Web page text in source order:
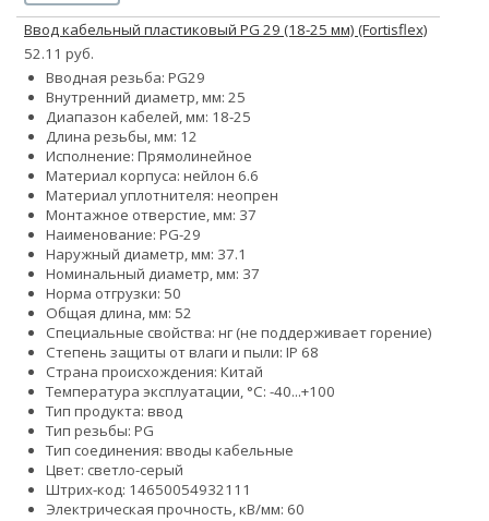
Ввод кабельный пластиковый PG 29 (18-25 мм) (Fortisflex)
52.11 руб.
Вводная резьба: PG29
Внутренний диаметр, мм: 25
Диапазон кабелей, мм: 18-25
Длина резьбы, мм: 12
Исполнение: Прямолинейное
Материал корпуса: нейлон 6.6
Материал уплотнителя: неопрен
Монтажное отверстие, мм: 37
Наименование: PG-29
Наружный диаметр, мм: 37.1
Номинальный диаметр, мм: 37
Норма отгрузки: 50
Общая длина, мм: 52
Специальные свойства: нг (не поддерживает горение)
Степень защиты от влаги и пыли: IP 68
Страна происхождения: Китай
Температура эксплуатации, °С: -40...+100
Тип продукта: ввод
Тип резьбы: PG
Тип соединения: вводы кабельные
Цвет: светло-серый
Штрих-код: 14650054932111
Электрическая прочность, кВ/мм: 60